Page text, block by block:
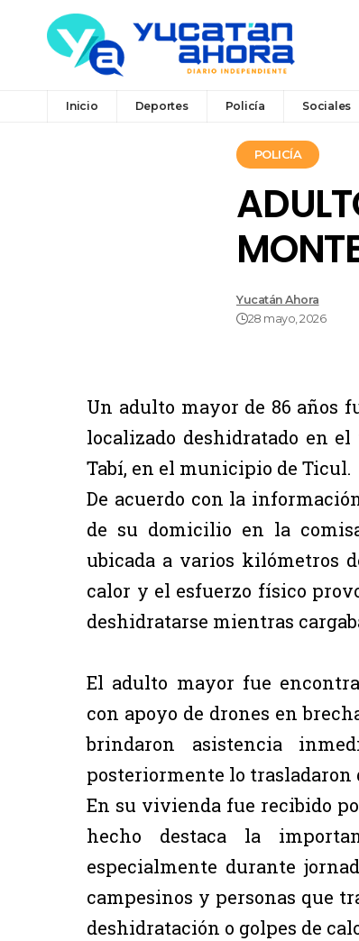
Inicio Deportes Policía Sociales
POLICÍA
Yucatán Ahora
28 mayo, 2026
Un adulto mayor de 86 años
localizado deshidratado en
Tabí, en el municipio de Ticul.
De acuerdo con la
de su domicilio en la
ubicada a varios kilómetros
calor y el esfuerzo físico
deshidratarse mientras
El adulto mayor fue
con apoyo de drones en
brindaron asistencia
posteriormente lo trasladaron
En su vivienda fue recibido
hecho destaca la
especialmente durante
campesinos y personas que
deshidratación o golpes de